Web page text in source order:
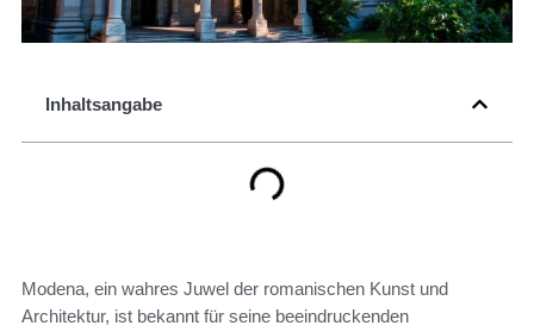
Inhaltsangabe
Modena, ein wahres Juwel der romanischen Kunst und
Architektur, ist bekannt für seine beeindruckenden